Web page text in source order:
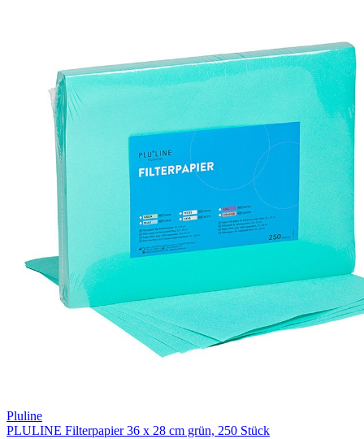
Pluline
PLULINE Filterpapier 36 x 28 cm grün, 250 Stück